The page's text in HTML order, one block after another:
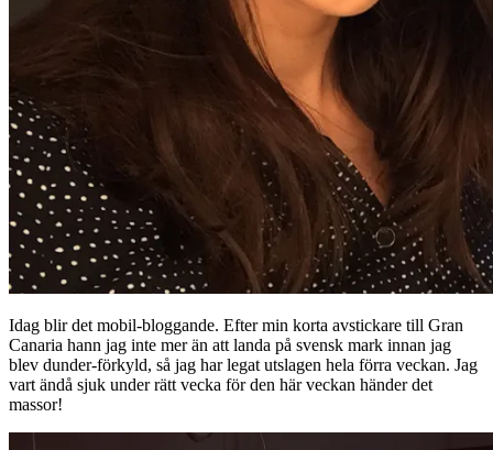
Idag blir det mobil-bloggande. Efter min korta avstickare till Gran
Canaria hann jag inte mer än att landa på svensk mark innan jag
blev dunder-förkyld, så jag har legat utslagen hela förra veckan. Jag
vart ändå sjuk under rätt vecka för den här veckan händer det
massor!